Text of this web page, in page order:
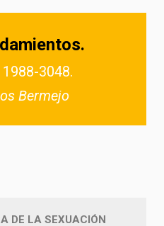
3048.
Bermejo
DE LA SEXUACIÓN